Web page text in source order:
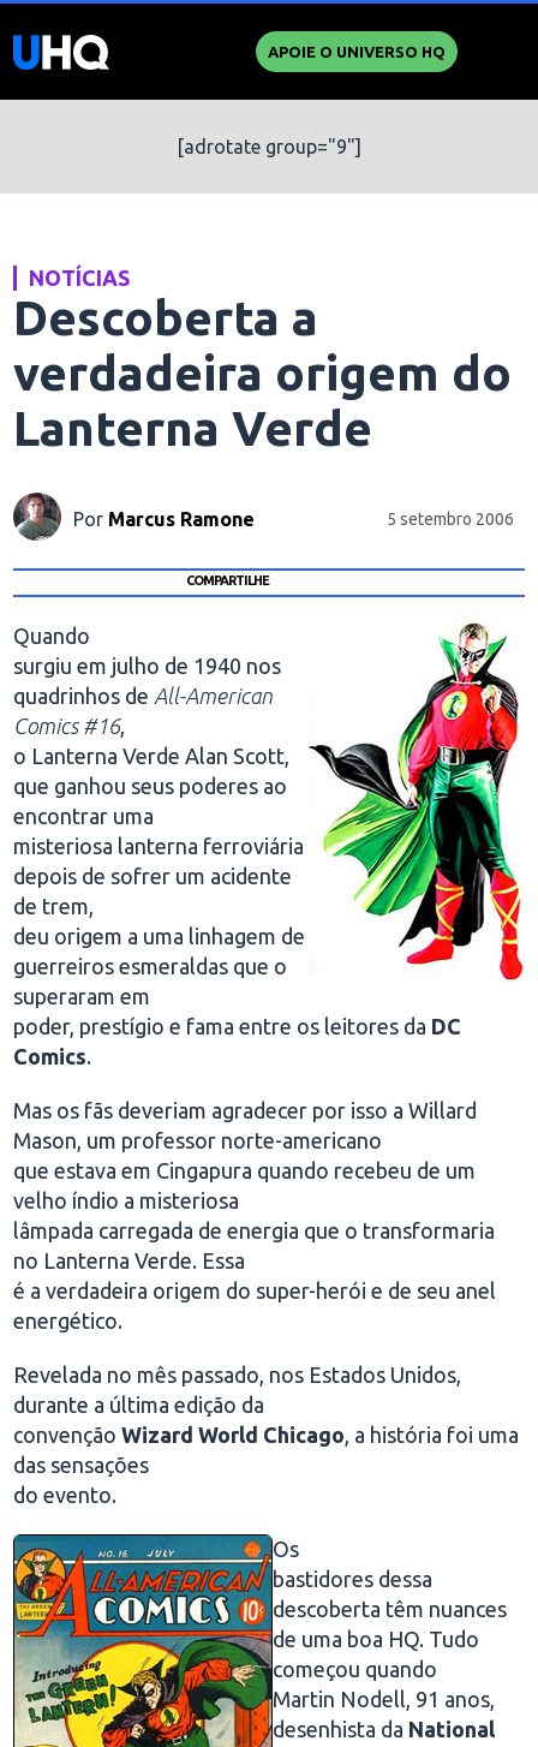
APOIE O UNIVERSO HQ
[adrotate group="9"]
NOTÍCIAS
Descoberta a
verdadeira origem do
Lanterna Verde
Por Marcus Ramone 5 setembro 2006
COMPARTILHE
Quando
surgiu em julho de 1940 nos
quadrinhos de All-American
Comics #16,
o Lanterna Verde Alan Scott,
que ganhou seus poderes ao
encontrar uma
misteriosa lanterna ferroviária
depois de sofrer um acidente
de trem,
deu origem a uma linhagem de
guerreiros esmeraldas que o
superaram em
poder, prestígio e fama entre os leitores da DC
Comics.
Mas os fãs deveriam agradecer por isso a Willard
Mason, um professor norte-americano
que estava em Cingapura quando recebeu de um
velho índio a misteriosa
lâmpada carregada de energia que o transformaria
no Lanterna Verde. Essa
é a verdadeira origem do super-herói e de seu anel
energético.
Revelada no mês passado, nos Estados Unidos,
durante a última edição da
convençãoWizard World Chicago, a história foi uma
das sensações
do evento.
Os
bastidores dessa
descoberta têm nuances
de uma boa HQ. Tudo
começou quando
Martin Nodell, 91 anos,
desenhista da National